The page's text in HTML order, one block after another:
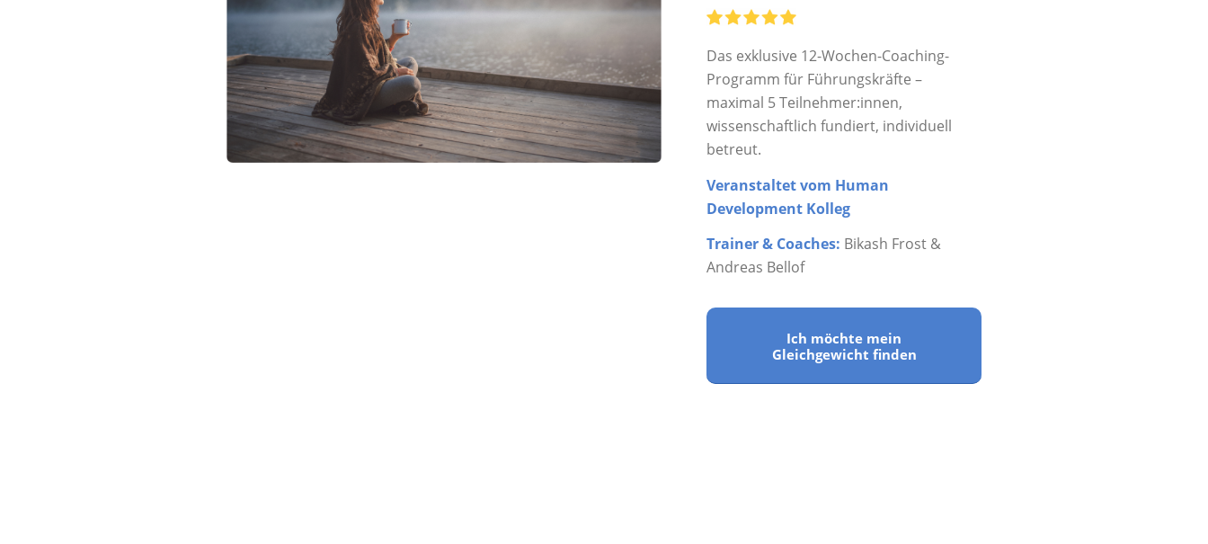
Das exklusive 12-Wochen-Coaching-
Programm für Führungskräfte –
maximal 5 Teilnehmer:innen,
wissenschaftlich fundiert, individuell
betreut.
Veranstaltet vom Human
Development Kolleg
Trainer & Coaches: Bikash Frost &
Andreas Bellof
Ich möchte mein
Gleichgewicht finden